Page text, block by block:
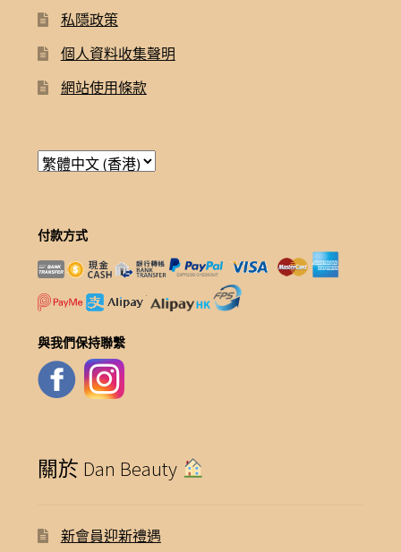
私隱政策
個人資料收集聲明
網站使用條款
付款方式
與我們保持聯繫
關於 Dan Beauty
新會員迎新禮遇